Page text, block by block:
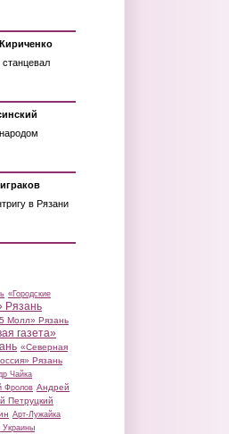
в Рязани
«Городские
Рязань
Молл» Рязань
газета»
«Северная
Рязань
Чайка
Фролов Андрей
Петруцкий
Арт-Лужайка
Украины